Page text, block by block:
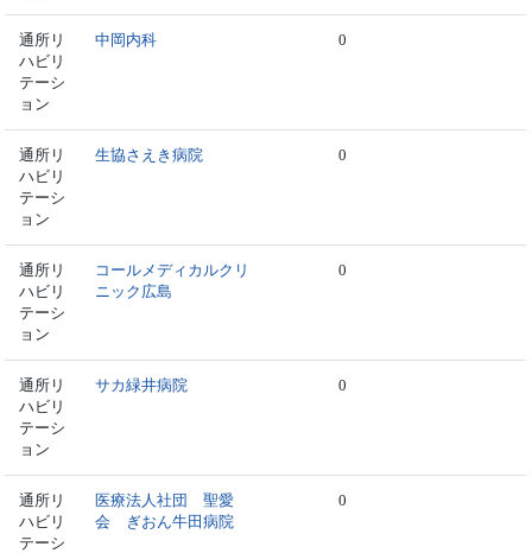
通所リ
ハビリ
テーシ
ョン
中岡内科 0
通所リ
ハビリ
テーシ
ョン
生協さえき病院 0
通所リ
ハビリ
テーシ
ョン
コールメディカルクリ
ニック広島
0
通所リ
ハビリ
テーシ
ョン
サカ緑井病院 0
通所リ
ハビリ
テーシ
医療法人社団 聖愛
会 ぎおん牛田病院
0